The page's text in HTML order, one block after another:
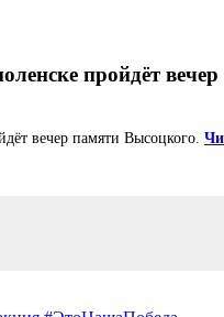
пройдёт
вечер памяти Высоцкого.